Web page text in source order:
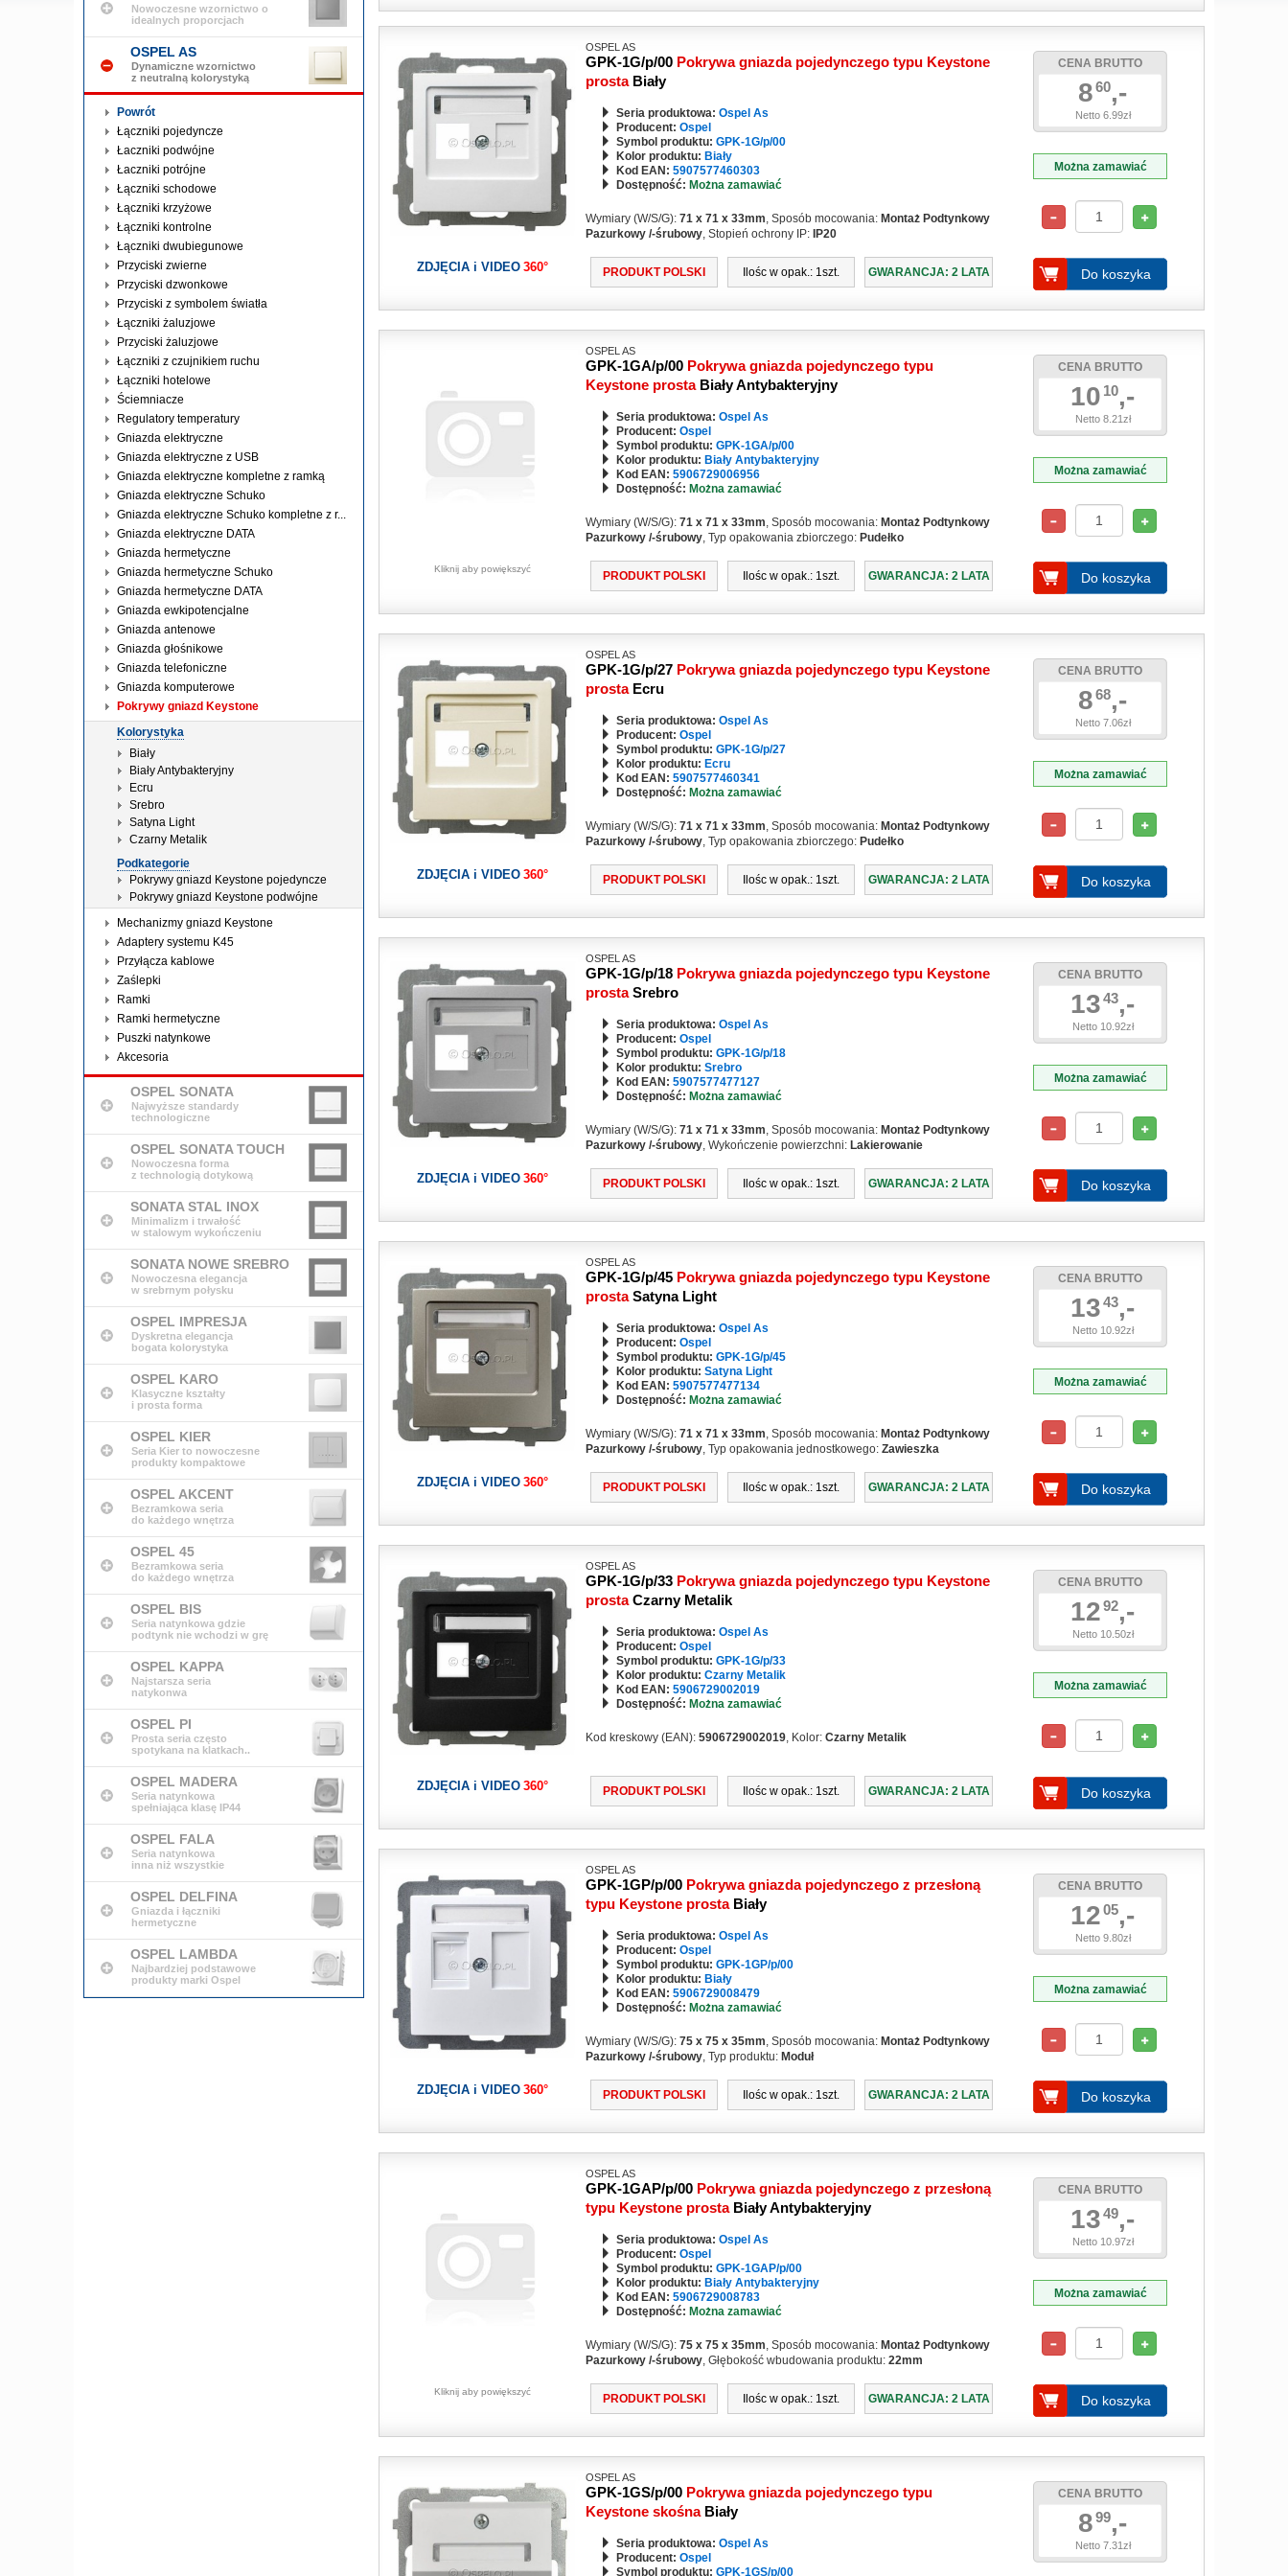
Nowoczesne wzornictwo o
idealnych proporcjach
OSPEL AS
Dynamiczne wzornictwo
z neutralną kolorystyką
Powrót
Łączniki pojedyncze
Łaczniki podwójne
Łaczniki potrójne
Łączniki schodowe
Łączniki krzyżowe
Łączniki kontrolne
Łączniki dwubiegunowe
Przyciski zwierne
Przyciski dzwonkowe
Przyciski z symbolem światła
Łączniki żaluzjowe
Przyciski żaluzjowe
Łączniki z czujnikiem ruchu
Łączniki hotelowe
Ściemniacze
Regulatory temperatury
Gniazda elektryczne
Gniazda elektryczne z USB
Gniazda elektryczne kompletne z ramką
Gniazda elektryczne Schuko
Gniazda elektryczne Schuko kompletne z r...
Gniazda elektryczne DATA
Gniazda hermetyczne
Gniazda hermetyczne Schuko
Gniazda hermetyczne DATA
Gniazda ewkipotencjalne
Gniazda antenowe
Gniazda głośnikowe
Gniazda telefoniczne
Gniazda komputerowe
Pokrywy gniazd Keystone
Kolorystyka
Biały
Biały Antybakteryjny
Ecru
Srebro
Satyna Light
Czarny Metalik
Podkategorie
Pokrywy gniazd Keystone pojedyncze
Pokrywy gniazd Keystone podwójne
Mechanizmy gniazd Keystone
Adaptery systemu K45
Przyłącza kablowe
Zaślepki
Ramki
Ramki hermetyczne
Puszki natynkowe
Akcesoria
OSPEL SONATA
Najwyższe standardy
technologiczne
OSPEL SONATA TOUCH
Nowoczesna forma
z technologią dotykową
SONATA STAL INOX
Minimalizm i trwałość
w stalowym wykończeniu
SONATA NOWE SREBRO
Nowoczesna elegancja
w srebrnym połysku
OSPEL IMPRESJA
Dyskretna elegancja
bogata kolorystyka
OSPEL KARO
Klasyczne kształty
i prosta forma
OSPEL KIER
Seria Kier to nowoczesne
produkty kompaktowe
OSPEL AKCENT
Bezramkowa seria
do każdego wnętrza
OSPEL 45
Bezramkowa seria
do każdego wnętrza
OSPEL BIS
Seria natynkowa gdzie
podtynk nie wchodzi w grę
OSPEL KAPPA
Najstarsza seria
natykonwa
OSPEL PI
Prosta seria często
spotykana na klatkach..
OSPEL MADERA
Seria natynkowa
spełniająca klasę IP44
OSPEL FALA
Seria natynkowa
inna niż wszystkie
OSPEL DELFINA
Gniazda i łączniki
hermetyczne
OSPEL LAMBDA
Najbardziej podstawowe
produkty marki Ospel
ZDJĘCIA i VIDEO 360°
OSPEL AS
GPK-1G/p/00 Pokrywa gniazda pojedynczego typu Keystone
prosta Biały
Seria produktowa: Ospel As
Producent: Ospel
Symbol produktu: GPK-1G/p/00
Kolor produktu: Biały
Kod EAN: 5907577460303
Dostępność: Można zamawiać
Wymiary (W/S/G): 71 x 71 x 33mm, Sposób mocowania: Montaż Podtynkowy
Pazurkowy /-śrubowy, Stopień ochrony IP: IP20
PRODUKT POLSKI Ilośc w opak.: 1szt. GWARANCJA: 2 LATA
CENA BRUTTO
8 60,-
Netto 6.99zł
Można zamawiać
Do koszyka
Kliknij aby powiększyć
OSPEL AS
GPK-1GA/p/00 Pokrywa gniazda pojedynczego typu
Keystone prosta Biały Antybakteryjny
Seria produktowa: Ospel As
Producent: Ospel
Symbol produktu: GPK-1GA/p/00
Kolor produktu: Biały Antybakteryjny
Kod EAN: 5906729006956
Dostępność: Można zamawiać
Wymiary (W/S/G): 71 x 71 x 33mm, Sposób mocowania: Montaż Podtynkowy
Pazurkowy /-śrubowy, Typ opakowania zbiorczego: Pudełko
PRODUKT POLSKI Ilośc w opak.: 1szt. GWARANCJA: 2 LATA
CENA BRUTTO
10 10,-
Netto 8.21zł
Można zamawiać
Do koszyka
ZDJĘCIA i VIDEO 360°
OSPEL AS
GPK-1G/p/27 Pokrywa gniazda pojedynczego typu Keystone
prosta Ecru
Seria produktowa: Ospel As
Producent: Ospel
Symbol produktu: GPK-1G/p/27
Kolor produktu: Ecru
Kod EAN: 5907577460341
Dostępność: Można zamawiać
Wymiary (W/S/G): 71 x 71 x 33mm, Sposób mocowania: Montaż Podtynkowy
Pazurkowy /-śrubowy, Typ opakowania zbiorczego: Pudełko
PRODUKT POLSKI Ilośc w opak.: 1szt. GWARANCJA: 2 LATA
CENA BRUTTO
8 68,-
Netto 7.06zł
Można zamawiać
Do koszyka
ZDJĘCIA i VIDEO 360°
OSPEL AS
GPK-1G/p/18 Pokrywa gniazda pojedynczego typu Keystone
prostaSrebro
Seria produktowa: Ospel As
Producent: Ospel
Symbol produktu: GPK-1G/p/18
Kolor produktu: Srebro
Kod EAN: 5907577477127
Dostępność: Można zamawiać
Wymiary (W/S/G): 71 x 71 x 33mm, Sposób mocowania: Montaż Podtynkowy
Pazurkowy /-śrubowy, Wykończenie powierzchni: Lakierowanie
PRODUKT POLSKI Ilośc w opak.: 1szt. GWARANCJA: 2 LATA
CENA BRUTTO
13 43,-
Netto 10.92zł
Można zamawiać
Do koszyka
ZDJĘCIA i VIDEO 360°
OSPEL AS
GPK-1G/p/45 Pokrywa gniazda pojedynczego typu Keystone
prostaSatyna Light
Seria produktowa: Ospel As
Producent: Ospel
Symbol produktu: GPK-1G/p/45
Kolor produktu: Satyna Light
Kod EAN: 5907577477134
Dostępność: Można zamawiać
Wymiary (W/S/G): 71 x 71 x 33mm, Sposób mocowania: Montaż Podtynkowy
Pazurkowy /-śrubowy, Typ opakowania jednostkowego: Zawieszka
PRODUKT POLSKI Ilośc w opak.: 1szt. GWARANCJA: 2 LATA
CENA BRUTTO
13 43,-
Netto 10.92zł
Można zamawiać
Do koszyka
ZDJĘCIA i VIDEO 360°
OSPEL AS
GPK-1G/p/33 Pokrywa gniazda pojedynczego typu Keystone
prostaCzarny Metalik
Seria produktowa: Ospel As
Producent: Ospel
Symbol produktu: GPK-1G/p/33
Kolor produktu: Czarny Metalik
Kod EAN: 5906729002019
Dostępność: Można zamawiać
Kod kreskowy (EAN): 5906729002019, Kolor: Czarny Metalik
PRODUKT POLSKI Ilośc w opak.: 1szt. GWARANCJA: 2 LATA
CENA BRUTTO
12 92,-
Netto 10.50zł
Można zamawiać
Do koszyka
ZDJĘCIA i VIDEO 360°
OSPEL AS
GPK-1GP/p/00 Pokrywa gniazda pojedynczego z przesłoną
typu Keystone prosta Biały
Seria produktowa: Ospel As
Producent: Ospel
Symbol produktu: GPK-1GP/p/00
Kolor produktu: Biały
Kod EAN: 5906729008479
Dostępność: Można zamawiać
Wymiary (W/S/G): 75 x 75 x 35mm, Sposób mocowania: Montaż Podtynkowy
Pazurkowy /-śrubowy, Typ produktu: Moduł
PRODUKT POLSKI Ilośc w opak.: 1szt. GWARANCJA: 2 LATA
CENA BRUTTO
12 05,-
Netto 9.80zł
Można zamawiać
Do koszyka
Kliknij aby powiększyć
OSPEL AS
GPK-1GAP/p/00 Pokrywa gniazda pojedynczego z przesłoną
typu Keystone prosta Biały Antybakteryjny
Seria produktowa: Ospel As
Producent: Ospel
Symbol produktu: GPK-1GAP/p/00
Kolor produktu: Biały Antybakteryjny
Kod EAN: 5906729008783
Dostępność: Można zamawiać
Wymiary (W/S/G): 75 x 75 x 35mm, Sposób mocowania: Montaż Podtynkowy
Pazurkowy /-śrubowy, Głębokość wbudowania produktu: 22mm
PRODUKT POLSKI Ilośc w opak.: 1szt. GWARANCJA: 2 LATA
CENA BRUTTO
13 49,-
Netto 10.97zł
Można zamawiać
Do koszyka
OSPEL AS
GPK-1GS/p/00 Pokrywa gniazda pojedynczego typu
Keystone skośna Biały
Seria produktowa: Ospel As
Producent: Ospel
Symbol produktu: GPK-1GS/p/00
CENA BRUTTO
8 99,-
Netto 7.31zł